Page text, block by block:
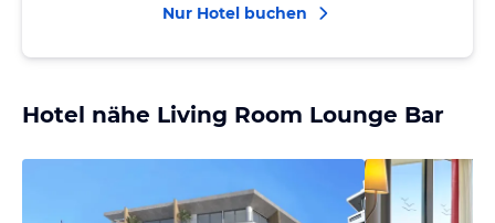
Nur Hotel buchen
Hotel nähe Living Room Lounge Bar